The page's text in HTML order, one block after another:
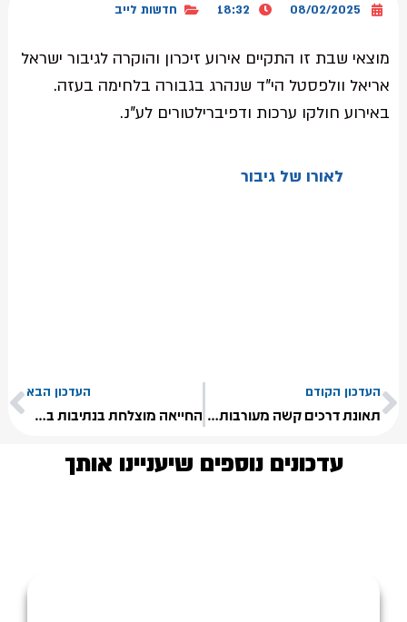
08/02/2025
18:32 חדשות לייב
מוצאי שבת זו התקיים אירוע זיכרון והוקרה לגיבור ישראל
אריאל וולפסטל הי"ד שנהרג בגבורה בלחימה בעזה.
באירוע חולקו ערכות ודפיברילטורים לע"נ.
לאורו של גיבור
העדכון הקודם
תאונת דרכים קשה מעורבות אוטובוס והולך רגל בירושלים
העדכון הבא
החייאה מוצלחת בנתיבות במהלך השבת
עדכונים נוספים שיעניינו אותך